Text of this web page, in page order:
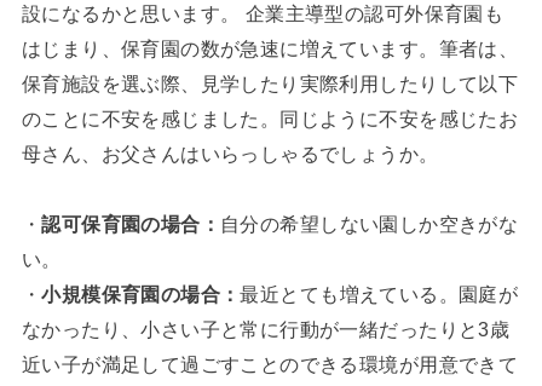
設になるかと思います。 企業主導型の認可外保育園も
はじまり、保育園の数が急速に増えています。筆者は、
保育施設を選ぶ際、見学したり実際利用したりして以下
のことに不安を感じました。同じように不安を感じたお
母さん、お父さんはいらっしゃるでしょうか。
・認可保育園の場合： 自分の希望しない園しか空きがな
い。
・小規模保育園の場合：最近とても増えている。園庭が
なかったり、小さい子と常に行動が一緒だったりと3歳
近い子が満足して過ごすことのできる環境が用意できて